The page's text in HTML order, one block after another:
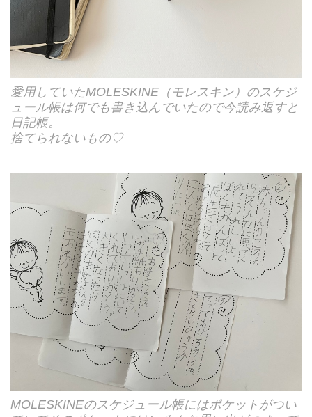
愛用していたMOLESKINE（モレスキン）のスケジ
ュール帳は何でも書き込んでいたので今読み返すと
日記帳。
捨てられないもの♡
MOLESKINEのスケジュール帳にはポケットがつい